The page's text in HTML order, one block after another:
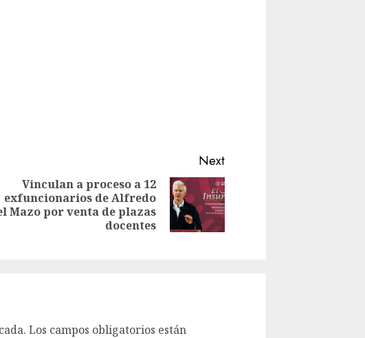
Next
Vinculan a proceso a 12
exfuncionarios de Alfredo
Mazo por venta de plazas
docentes
Los campos obligatorios están